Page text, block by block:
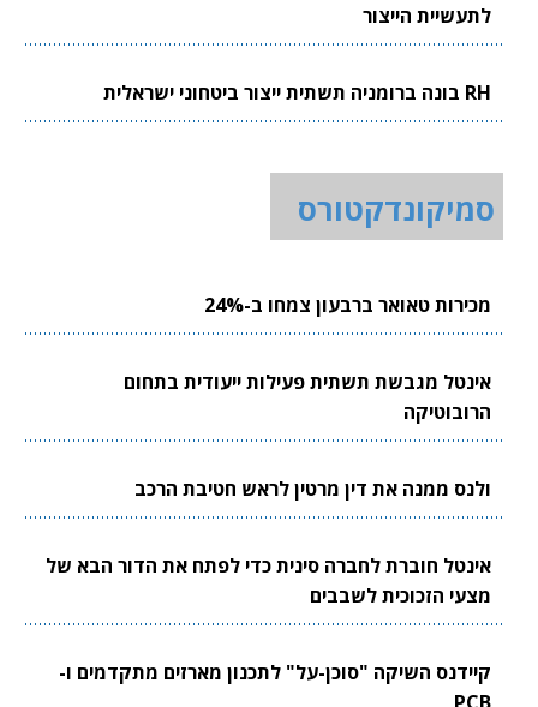
לתעשיית הייצור
RH בונה ברומניה תשתית ייצור ביטחוני ישראלית
סמיקונדקטורס
מכירות טאואר ברבעון צמחו ב-24%
אינטל מגבשת תשתית פעילות ייעודית בתחום
הרובוטיקה
ולנס ממנה את דין מרטין לראש חטיבת הרכב
אינטל חוברת לחברה סינית כדי לפתח את הדור הבא של
מצעי הזכוכית לשבבים
קיידנס השיקה "סוכן-על" לתכנון מארזים מתקדמים ו-